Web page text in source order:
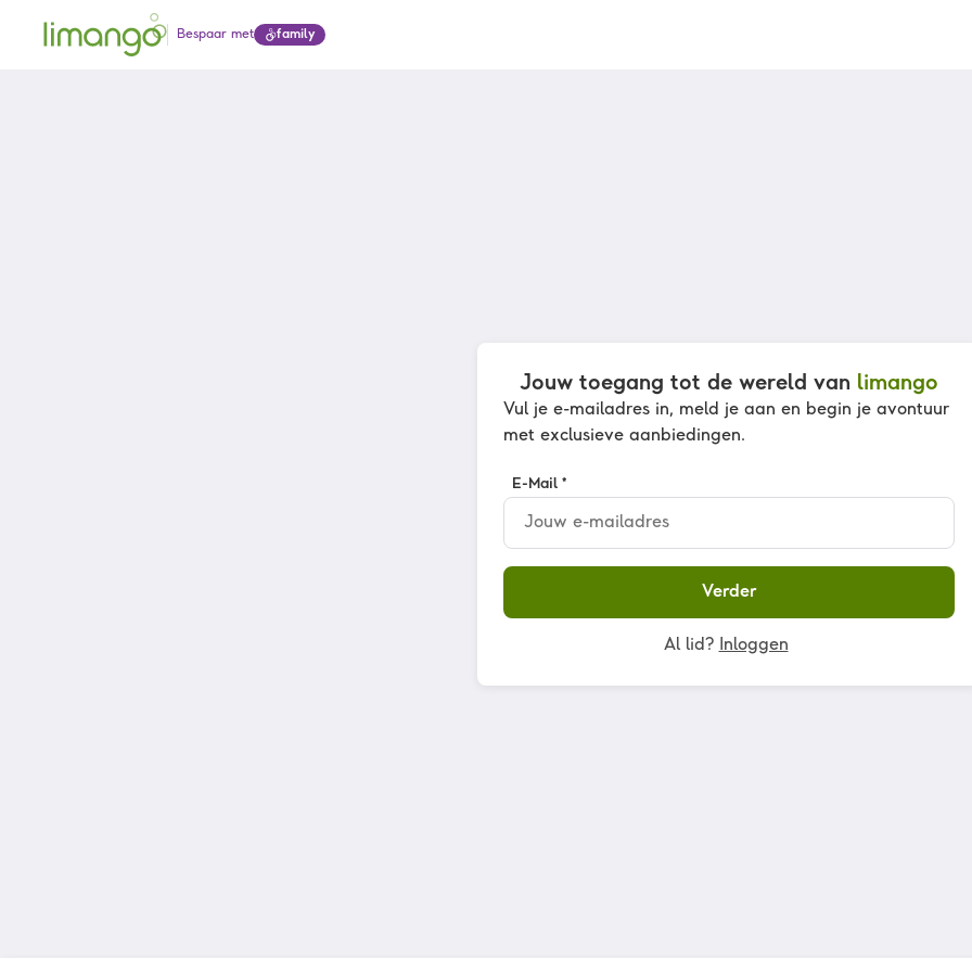
Bespaar met
family
Jouw toegang tot de wereld van limango
Vul je e-mailadres in, meld je aan en begin je avontuur
met exclusieve aanbiedingen.
E-Mail *
Verder
Al lid? Inloggen